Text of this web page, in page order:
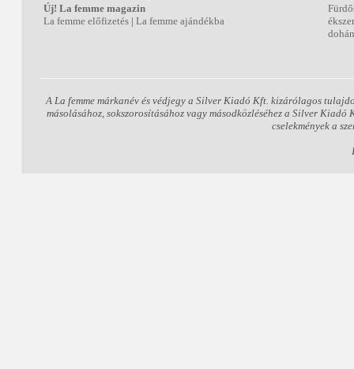
Új! La femme magazin
La femme előfizetés | La femme ajándékba
A La femme márkanév és védjegy a Silver Kiadó Kft. kizárólagos
másolásához, sokszorosításához vagy másodközléséhez a Silver
cselekmények a